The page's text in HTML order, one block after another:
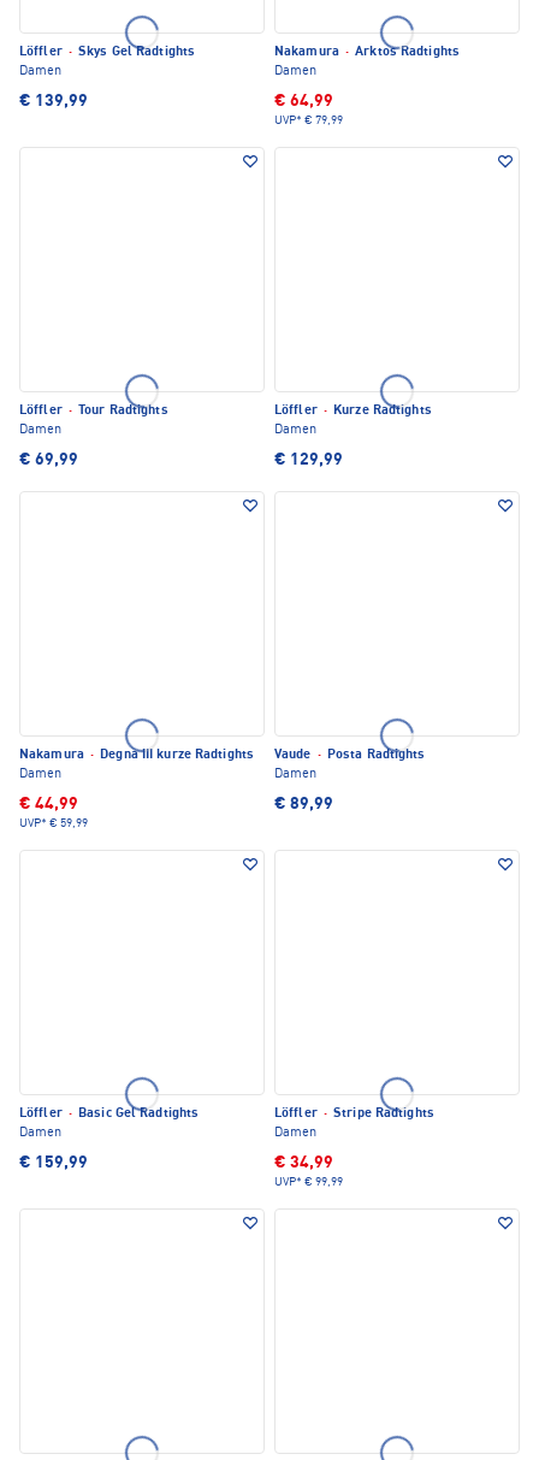
Löffler · Skys Gel Radtights
Damen
€ 139,99
Nakamura · Arktos Radtights
Damen
€ 64,99
UVP* € 79,99
Löffler ·
Tour Radtights
Damen
€ 69,99
Löffler · Kurze Radtights
Damen
€ 129,99
Nakamura · Degna III kurze Radtights
Damen
€ 44,99
UVP* € 59,99
Vaude · Posta Radtights
Damen
€ 89,99
Löffler · Basic Gel Radtights
Damen
€ 159,99
Löffler · Stripe Radtights
Damen
€ 34,99
UVP* € 99,99